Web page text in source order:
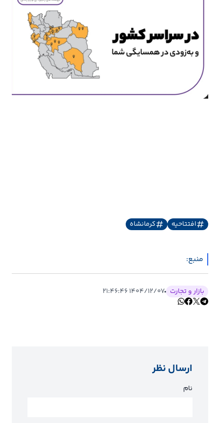
افتتاحیه کرمانشاه
منبع:
بازار و تجارت ۱۴۰۴/۱۲/۰۷ ۲۱:۴۶:۴۶
ارسال نظر
نام